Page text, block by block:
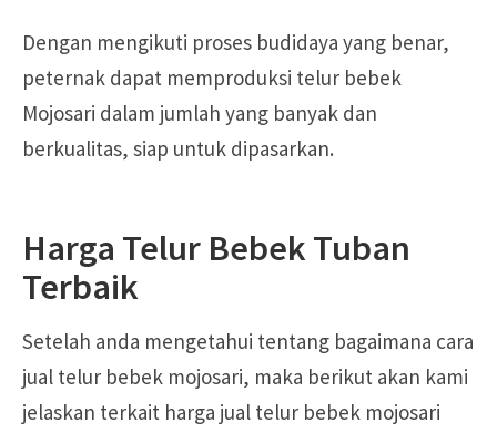
Dengan mengikuti proses budidaya yang benar,
peternak dapat memproduksi telur bebek
Mojosari dalam jumlah yang banyak dan
berkualitas, siap untuk dipasarkan.
Harga Telur Bebek Tuban
Terbaik
Setelah anda mengetahui tentang bagaimana cara
jual telur bebek mojosari, maka berikut akan kami
jelaskan terkait harga jual telur bebek mojosari